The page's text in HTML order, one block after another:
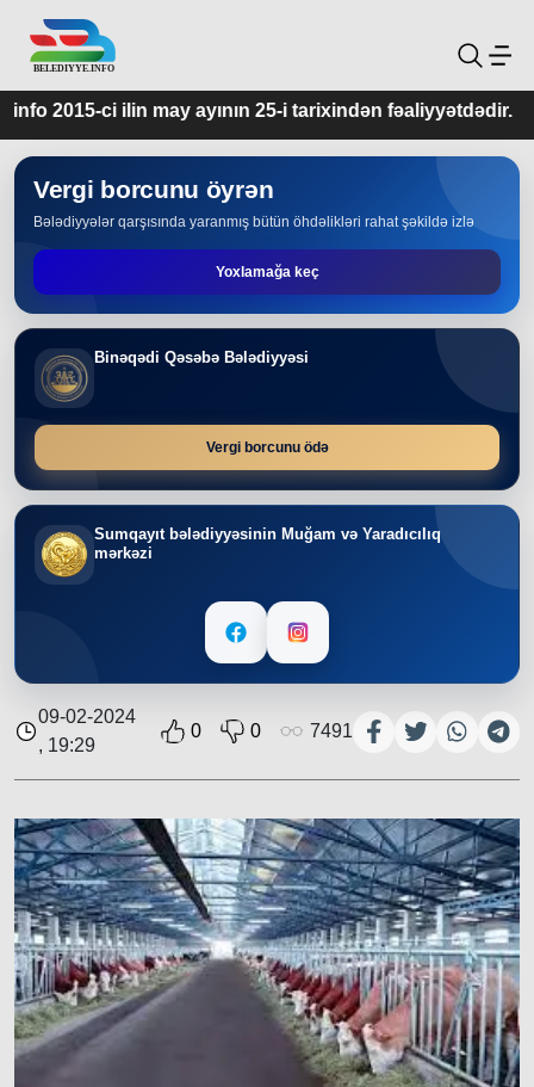
ayının 25-i tarixindən fəaliyyətdədir.
Vergi borcunu öyrən
Bələdiyyələr qarşısında yaranmış bütün öhdəlikləri rahat şəkildə izlə
Yoxlamağa keç
Binəqədi Qəsəbə Bələdiyyəsi
Vergi borcunu ödə
Sumqayıt bələdiyyəsinin Muğam və Yaradıcılıq
mərkəzi
09-02-2024
, 19:29
0 0 7491